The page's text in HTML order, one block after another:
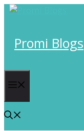
Skip
Promi Blogs